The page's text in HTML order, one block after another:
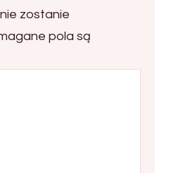
zostanie
pola są